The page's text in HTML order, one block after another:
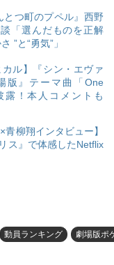
とつ町のプペル』西野
「選んだものを正解
”と“勇気”」
カル】『シン・エヴァ
版』テーマ曲「One
露！本人コメントも
青柳翔インタビュー】
ス』で体感したNetflix
動員ランキング 劇場版ポ